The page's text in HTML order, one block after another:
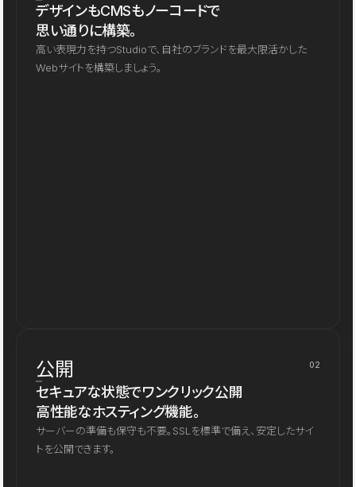
デザインもCMSもノーコードで
思い通りに構築。
高い表現力を持つStudioで、自社のブランドを最大限活かした
Webサイトを構築しましょう。
公開 02
セキュアな状態でワンクリック公開
高性能なホスティング機能。
サーバーの準備も保守も不要。SSLを標準で備え、安定したサイ
トを公開できます。